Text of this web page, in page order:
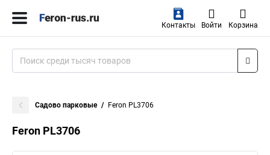
Контакты Войти Корзина
Садово парковые Feron PL3706
Feron PL3706